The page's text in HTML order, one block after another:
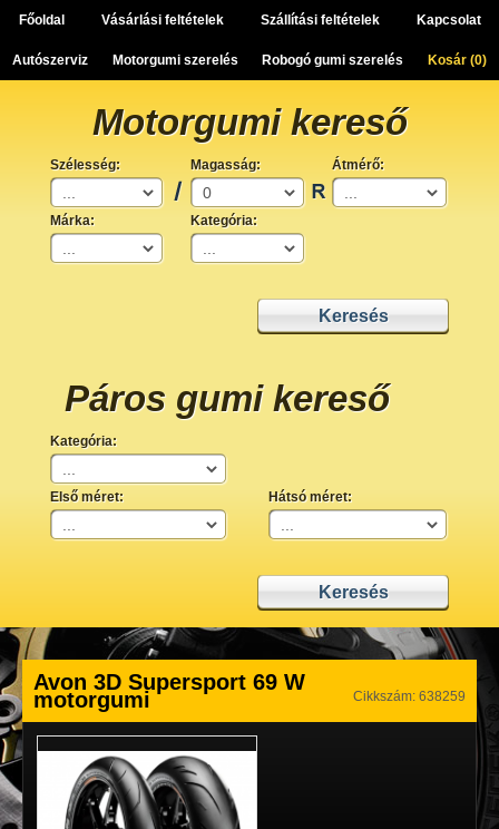
Főoldal Vásárlási feltételek Szállítási feltételek Kapcsolat
Autószerviz Motorgumi szerelés Robogó gumi szerelés Kosár (0)
Motorgumi kereső
Szélesség: Magasság: Átmérő:
Márka: Kategória:
Páros gumi kereső
Kategória:
Első méret: Hátsó méret:
Cikkszám: 638259
Avon 3D Supersport 69 W
motorgumi